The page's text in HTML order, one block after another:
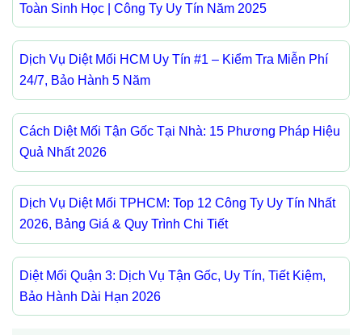
Toàn Sinh Học | Công Ty Uy Tín Năm 2025
Dịch Vụ Diệt Mối HCM Uy Tín #1 – Kiểm Tra Miễn Phí
24/7, Bảo Hành 5 Năm
Cách Diệt Mối Tận Gốc Tại Nhà: 15 Phương Pháp Hiệu
Quả Nhất 2026
Dịch Vụ Diệt Mối TPHCM: Top 12 Công Ty Uy Tín Nhất
2026, Bảng Giá & Quy Trình Chi Tiết
Diệt Mối Quận 3: Dịch Vụ Tận Gốc, Uy Tín, Tiết Kiệm,
Bảo Hành Dài Hạn 2026